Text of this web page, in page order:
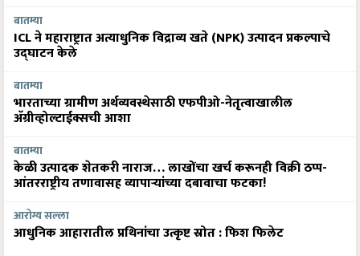
बातम्या
ICL ने महाराष्ट्रात अत्याधुनिक विद्राव्य खते (NPK) उत्पादन प्रकल्पाचे
उद्घाटन केले
बातम्या
भारताच्या ग्रामीण अर्थव्यवस्थेसाठी एफपीओ-नेतृत्वाखालील
अ‍ॅग्रीव्होल्टाईक्सची आशा
बातम्या
केळी उत्पादक शेतकरी नाराज… लाखोंचा खर्च करूनही विक्री ठप्प-
आंतरराष्ट्रीय तणावासह व्यापाऱ्यांच्या दबावाचा फटका!
आरोग्य सल्ला
आधुनिक आहारातील प्रथिनांचा उत्कृष्ट स्रोत : फिश फिलेट